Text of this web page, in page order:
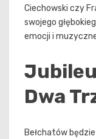
Ciechowski czy
swojego
emocji i
Dwa
Bełchatów